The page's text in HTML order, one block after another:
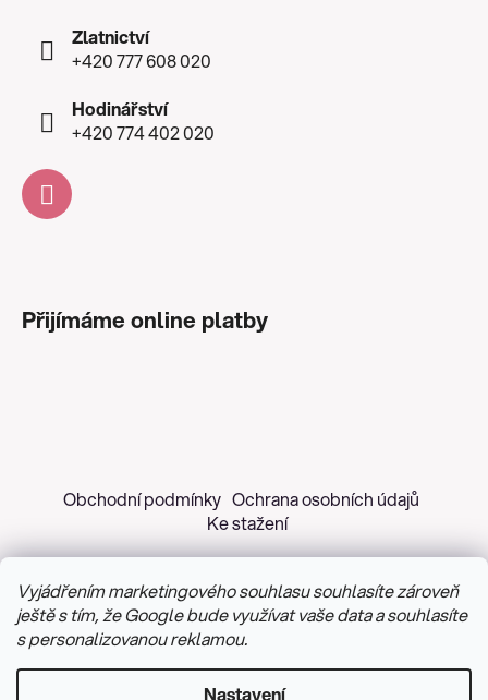
Vyjádřením marketingového souhlasu souhlasíte zároveň
ještě s tím, že Google bude využívat vaše data a souhlasíte
s personalizovanou reklamou.
Nastavení
Zlatnictví
+420 777 608 020
Hodinářství
+420 774 402 020
Přijímáme online platby
Obchodní podmínky Ochrana osobních údajů
Ke stažení
Upravit nastavení cookies